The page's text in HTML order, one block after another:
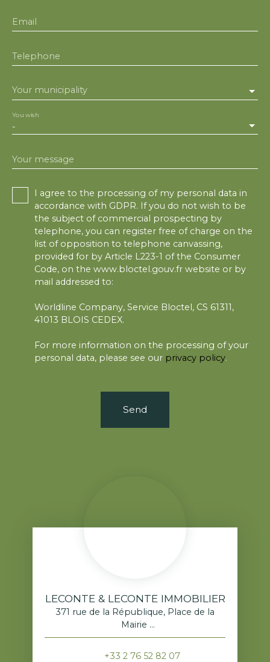
Email
Telephone
Your municipality
-
You wish
Your message
I agree to the processing of my personal data in
accordance with GDPR. If you do not wish to be
the subject of commercial prospecting by
telephone, you can register free of charge on the
list of opposition to telephone canvassing,
provided for by Article L223-1 of the Consumer
Code, on the www.bloctel.gouv.fr website or by
mail addressed to:
Worldline Company, Service Bloctel, CS 61311,
41013 BLOIS CEDEX.
For more information on the processing of your
personal data, please see our privacy policy.
Send
LECONTE & LECONTE IMMOBILIER
371 rue de la République, Place de la
Mairie
76520 Franqueville-Saint-Pierre
+33 2 76 52 82 07